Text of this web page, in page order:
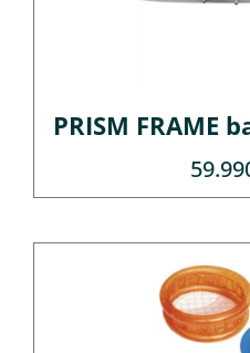
PRISM FRAME